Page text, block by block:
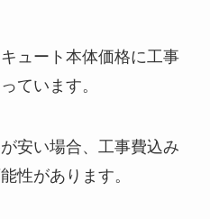
ュート本体価格に工事
ています。
安い場合、工事費込み
性があります。